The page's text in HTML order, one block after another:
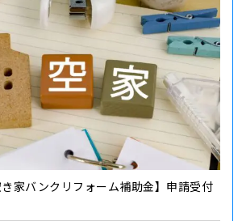
家バンクリフォーム補助金】申請受付